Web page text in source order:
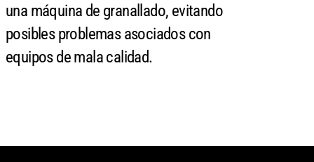
una máquina de granallado, evitando
posibles problemas asociados con
equipos de mala calidad.